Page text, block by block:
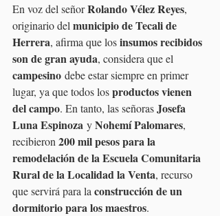
En voz del señor Rolando Vélez Reyes,
originario del municipio de Tecali de
Herrera, afirma que los insumos recibidos
son de gran ayuda, considera que el
campesino debe estar siempre en primer
lugar, ya que todos los productos vienen
del campo. En tanto, las señoras Josefa
Luna Espinoza y Nohemí Palomares,
recibieron 200 mil pesos para la
remodelación de la Escuela Comunitaria
Rural de la Localidad la Venta, recurso
que servirá para la construcción de un
dormitorio para los maestros.